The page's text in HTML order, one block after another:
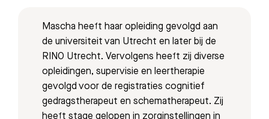
Afspraak maken
Afdelingen
Mascha heeft haar opleiding gevolgd aan
de universiteit van Utrecht en later bij de
RINO Utrecht. Vervolgens heeft zij diverse
opleidingen, supervisie en leertherapie
gevolgd voor de registraties cognitief
gedragstherapeut en schematherapeut. Zij
heeft stage gelopen in zorginstellingen in